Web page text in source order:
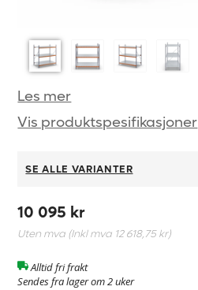
Les mer
Vis produktspesifikasjoner
SE ALLE VARIANTER
10 095 kr
Uten mva (Inkl mva 12 618,75 kr)
Alltid fri frakt
Sendes fra lager om 2 uker